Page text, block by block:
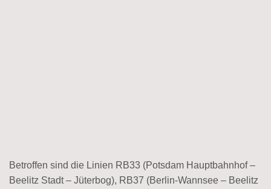
Betroffen sind die Linien RB33 (Potsdam Hauptbahnhof –
Beelitz Stadt – Jüterbog), RB37 (Berlin-Wannsee – Beelitz